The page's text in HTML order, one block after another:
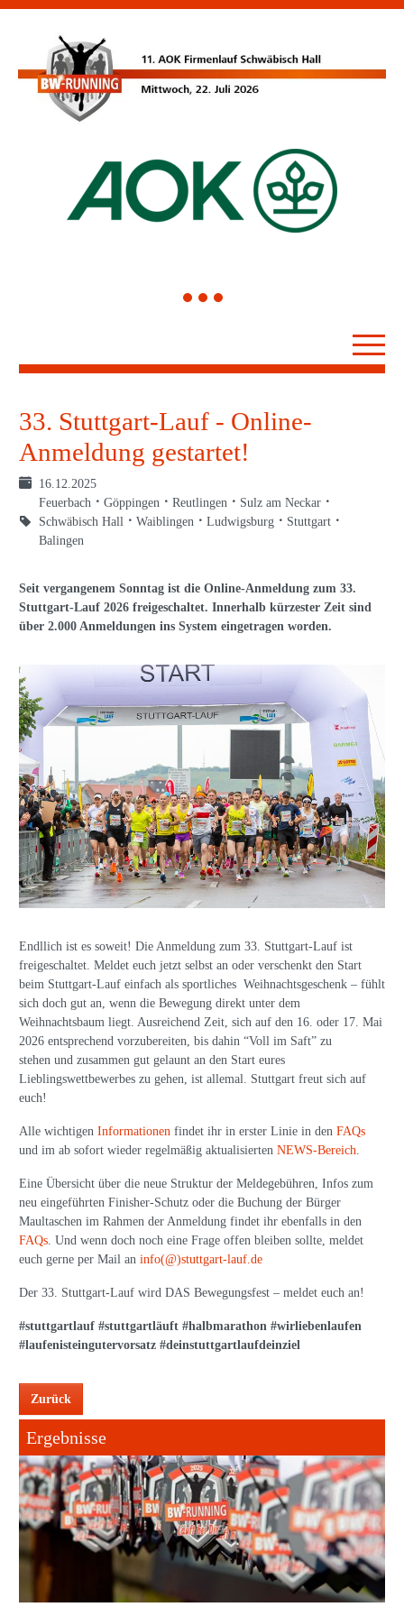
1 2 3
33. Stuttgart-Lauf - Online-
Anmeldung gestartet!
16.12.2025
Feuerbach
Göppingen Reutlingen
Sulz am Neckar
Schwäbisch Hall
Waiblingen Ludwigsburg
Stuttgart
Balingen
Seit vergangenem Sonntag ist die Online-Anmeldung zum 33.
Stuttgart-Lauf 2026 freigeschaltet. Innerhalb kürzester Zeit sind
über 2.000 Anmeldungen ins System eingetragen worden.
Endllich ist es soweit! Die Anmeldung zum 33. Stuttgart-Lauf ist
freigeschaltet. Meldet euch jetzt selbst an oder verschenkt den Start
beim Stuttgart-Lauf einfach als sportliches Weihnachtsgeschenk – fühlt
sich doch gut an, wenn die Bewegung direkt unter dem
Weihnachtsbaum liegt. Ausreichend Zeit, sich auf den 16. oder 17. Mai
2026 entsprechend vorzubereiten, bis dahin “Voll im Saft” zu
stehen und zusammen gut gelaunt an den Start eures
Lieblingswettbewerbes zu gehen, ist allemal. Stuttgart freut sich auf
euch!
Alle wichtigen Informationen findet ihr in erster Linie in den FAQs
und im ab sofort wieder regelmäßig aktualisierten NEWS-Bereich
Eine Übersicht über die neue Struktur der Meldegebühren, Infos zum
neu eingeführten Finisher-Schutz oder die Buchung der Bürger
Maultaschen im Rahmen der Anmeldung findet ihr ebenfalls in den
FAQs . Und wenn doch noch eine Frage offen bleiben sollte, meldet
euch gerne per Mail an info(@)stuttgart-lauf.de
Der 33. Stuttgart-Lauf wird DAS Bewegungsfest – meldet euch an!
#stuttgartlauf #stuttgartläuft #halbmarathon #wirliebenlaufen
#laufenisteingutervorsatz #deinstuttgartlaufdeinziel
Zurück
Ergebnisse